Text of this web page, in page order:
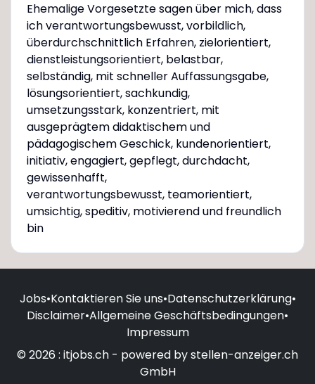
Ehemalige Vorgesetzte sagen über mich, dass
ich verantwortungsbewusst, vorbildlich,
überdurchschnittlich Erfahren, zielorientiert,
dienstleistungsorientiert, belastbar,
selbständig, mit schneller Auffassungsgabe,
lösungsorientiert, sachkundig,
umsetzungsstark, konzentriert, mit
ausgeprägtem didaktischem und
pädagogischem Geschick, kundenorientiert,
initiativ, engagiert, gepflegt, durchdacht,
gewissenhafft,
verantwortungsbewusst, teamorientiert,
umsichtig, speditiv, motivierend und freundlich
bin
Jobs•Kontaktieren Sie uns•Datenschutzerklärung•
Disclaimer•Allgemeine Geschäftsbedingungen•
Impressum
© 2026 : itjobs.ch - powered by stellen-anzeiger.ch
GmbH